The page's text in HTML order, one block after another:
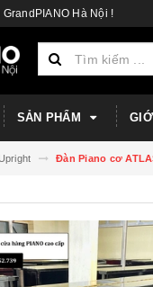
Hà Nội !
SẢN PHẨM
Đàn Piano cơ